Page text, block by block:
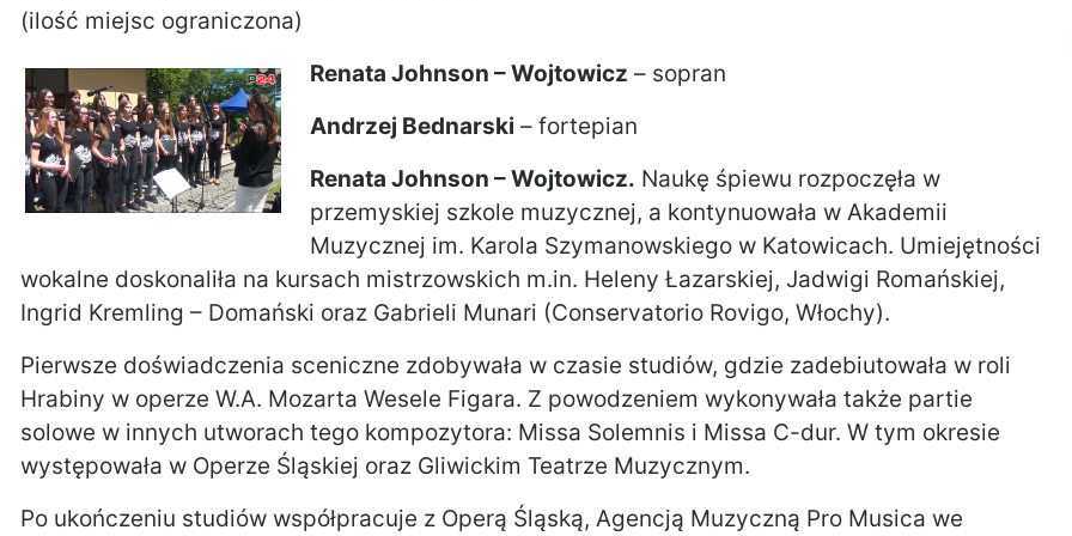
(ilość miejsc ograniczona)
Renata Johnson – Wojtowicz – sopran
Andrzej Bednarski – fortepian
Renata Johnson – Wojtowicz. Naukę śpiewu rozpoczęła w
przemyskiej szkole muzycznej, a kontynuowała w Akademii
Muzycznej im. Karola Szymanowskiego w Katowicach. Umiejętności
wokalne doskonaliła na kursach mistrzowskich m.in. Heleny Łazarskiej, Jadwigi Romańskiej,
Ingrid Kremling – Domański oraz Gabrieli Munari (Conservatorio Rovigo, Włochy).
Pierwsze doświadczenia sceniczne zdobywała w czasie studiów, gdzie zadebiutowała w roli
Hrabiny w operze W.A. Mozarta Wesele Figara. Z powodzeniem wykonywała także partie
solowe w innych utworach tego kompozytora: Missa Solemnis i Missa C-dur. W tym okresie
występowała w Operze Śląskiej oraz Gliwickim Teatrze Muzycznym.
Po ukończeniu studiów współpracuje z Operą Śląską, Agencją Muzyczną Pro Musica we